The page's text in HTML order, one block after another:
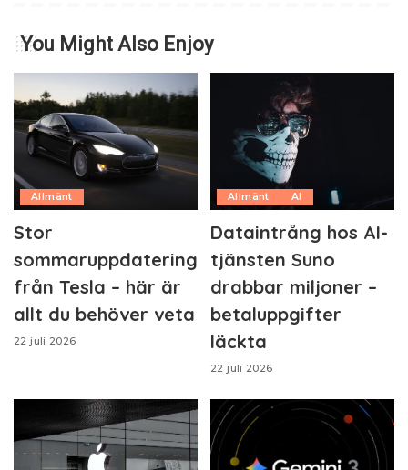
You Might Also Enjoy
Allmänt
Stor
sommaruppdatering
från Tesla – här är
allt du behöver veta
22 juli 2026
Allmänt AI
Dataintrång hos AI-
tjänsten Suno
drabbar miljoner –
betaluppgifter
läckta
22 juli 2026